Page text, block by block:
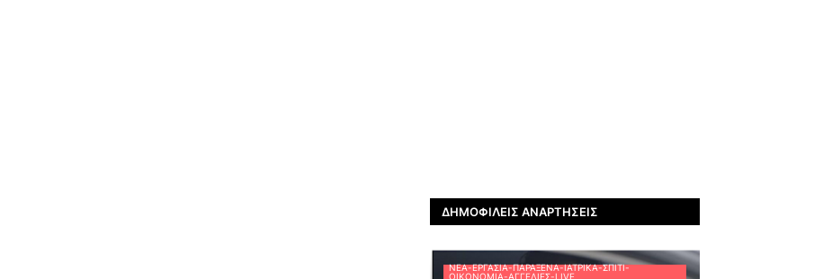
ΔΗΜΟΦΙΛΕΊΣ ΑΝΑΡΤΉΣΕΙΣ
ΝΈΑ-ΕΡΓΑΣΊΑ-ΠΑΡΆΞΕΝΑ-ΙΑΤΡΙΚΆ-ΣΠΊΤΙ-
ΟΙΚΟΝΟΜΊΑ-ΑΓΓΕΛΊΕΣ-LIVE